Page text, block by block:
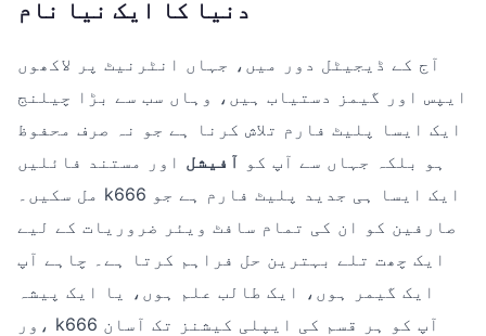
دنیا کا ایک نیا نام
آج کے ڈیجیٹل دور میں، جہاں انٹرنیٹ پر لاکھوں
ایپس اور گیمز دستیاب ہیں، وہاں سب سے بڑا چیلنج
ایک ایسا پلیٹ فارم تلاش کرنا ہے جو نہ صرف محفوظ
ہو بلکہ جہاں سے آپ کو آفیشل اور مستند فائلیں
مل سکیں۔ k666 ایک ایسا ہی جدید پلیٹ فارم ہے جو
صارفین کو ان کی تمام سافٹ ویئر ضروریات کے لیے
ایک چھت تلے بہترین حل فراہم کرتا ہے۔ چاہے آپ
ایک گیمر ہوں، ایک طالب علم ہوں، یا ایک پیشہ
ور، k666 آپ کو ہر قسم کی ایپلی کیشنز تک آسان